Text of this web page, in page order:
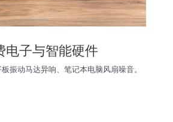
电子与智能硬件
振动马达异响、笔记本电脑风扇噪音。